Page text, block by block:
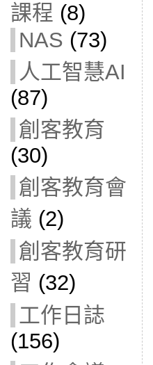
課程 (8)
NAS (73)
人工智慧AI
(87)
創客教育
(30)
創客教育會
議 (2)
創客教育研
習 (32)
工作日誌
(156)